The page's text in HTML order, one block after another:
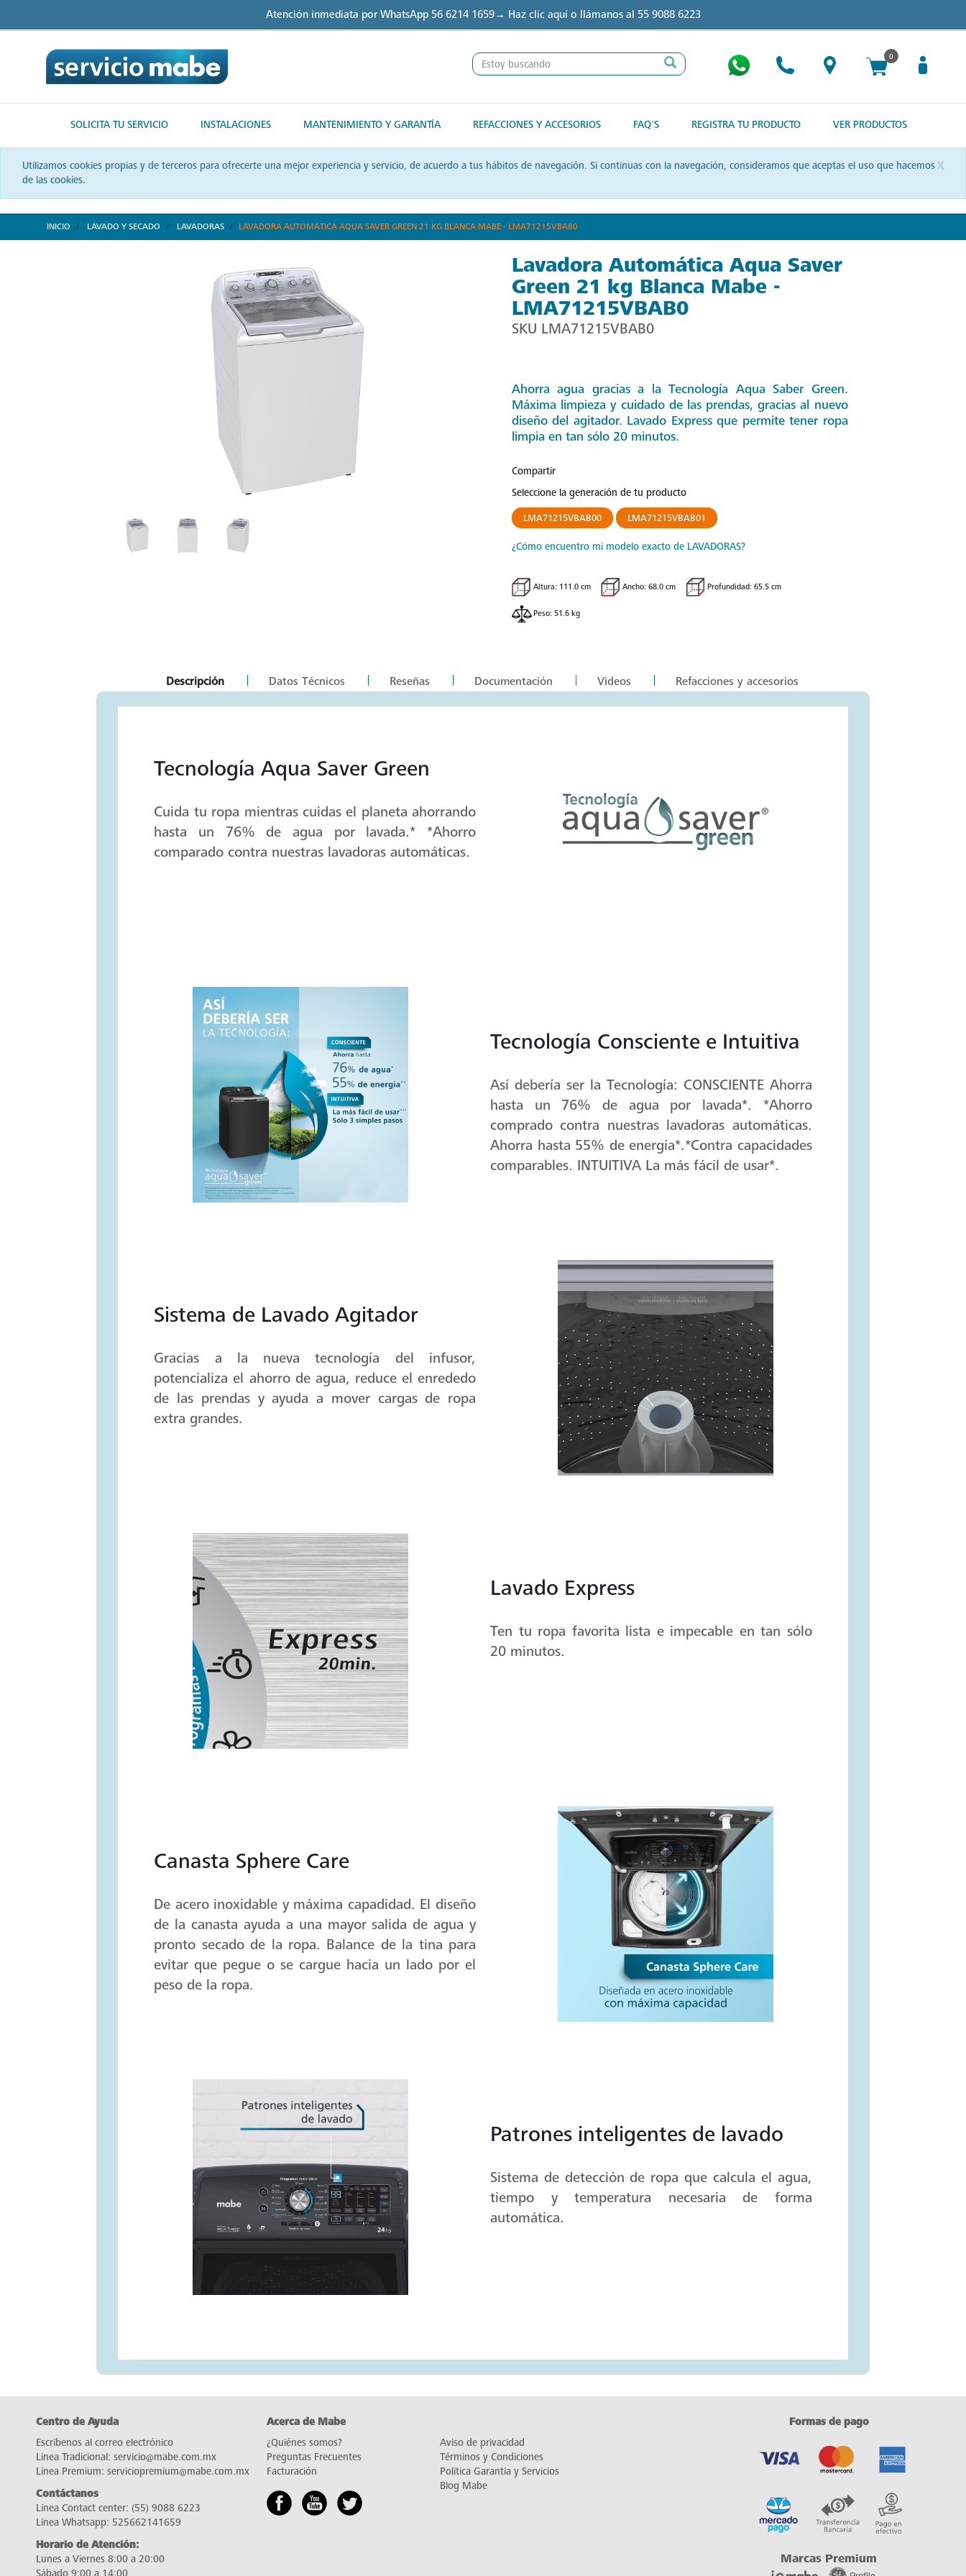
Atención inmediata por WhatsApp 56 6214 1659→ Haz clic aquío llámanos al 55 9088 6223
0
SOLICITA TU SERVICIO INSTALACIONES MANTENIMIENTO Y GARANTÍA REFACCIONES Y ACCESORIOS FAQ'S REGISTRA TU PRODUCTO VER PRODUCTOS
x
Utilizamos cookies propias y de terceros para ofrecerte una mejor experiencia y servicio, de acuerdo a tus hábitos de navegación. Si continuas con la navegación, consideramos que aceptas el uso que hacemos
de las cookies.
INICIO LAVADO Y SECADO LAVADORAS LAVADORA AUTOMÁTICA AQUA SAVER GREEN 21 KG BLANCA MABE - LMA71215VBAB0
Lavadora Automática Aqua Saver
Green 21 kg Blanca Mabe -
LMA71215VBAB0
SKU LMA71215VBAB0
Ahorra agua gracias a la Tecnología Aqua Saber Green.
Máxima limpieza y cuidado de las prendas, gracias al nuevo
diseño del agitador. Lavado Express que permite tener ropa
limpia en tan sólo 20 minutos.
Compartir
Seleccione la generación de tu producto
LMA71215VBAB00 LMA71215VBAB01
¿Cómo encuentro mi modelo exacto de LAVADORAS?
Altura: 111.0 cm Ancho: 68.0 cm Profundidad: 65.5 cm
Peso: 51.6 kg
current
Descripción Datos Técnicos Reseñas Documentación Videos Refacciones y accesorios
Tecnología Aqua Saver Green
Cuida tu ropa mientras cuidas el planeta ahorrando
hasta un 76% de agua por lavada.* *Ahorro
comparado contra nuestras lavadoras automáticas.
Tecnología Consciente e Intuitiva
Así debería ser la Tecnología: CONSCIENTE Ahorra
hasta un 76% de agua por lavada*. *Ahorro
comprado contra nuestras lavadoras automáticas.
Ahorra hasta 55% de energía*.*Contra capacidades
comparables. INTUITIVA La más fácil de usar*.
Sistema de Lavado Agitador
Gracias a la nueva tecnología del infusor,
potencializa el ahorro de agua, reduce el enrededo
de las prendas y ayuda a mover cargas de ropa
extra grandes.
Lavado Express
Ten tu ropa favorita lista e impecable en tan sólo
20 minutos.
Canasta Sphere Care
De acero inoxidable y máxima capadidad. El diseño
de la canasta ayuda a una mayor salida de agua y
pronto secado de la ropa. Balance de la tina para
evitar que pegue o se cargue hacia un lado por el
peso de la ropa.
Patrones inteligentes de lavado
Sistema de detección de ropa que calcula el agua,
tiempo y temperatura necesaria de forma
automática.
Centro de Ayuda
Escríbenos al correo electrónico
Línea Tradicional: servicio@mabe.com.mx
Línea Premium: serviciopremium@mabe.com.mx
Contáctanos
Línea Contact center: (55) 9088 6223
Línea Whatsapp: 525662141659
Horario de Atención:
Lunes a Viernes 8:00 a 20:00
Sábado 9:00 a 14:00
Acerca de Mabe
¿Quiénes somos?
Preguntas Frecuentes
Facturación
Aviso de privacidad
Términos y Condiciones
Política Garantía y Servicios
Blog Mabe
Formas de pago